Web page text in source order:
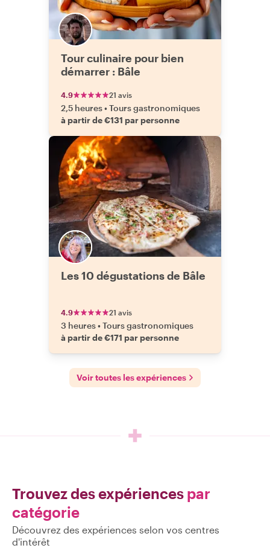
Tour culinaire pour bien
démarrer : Bâle
4.9 21 avis
2,5 heures•Tours gastronomiques
à partir de €131 par personne
Les 10 dégustations de Bâle
4.9 21 avis
3 heures•Tours gastronomiques
à partir de €171 par personne
Voir toutes les expériences
Trouvez des expériences par
catégorie
Découvrez des expériences selon vos centres
d'intérêt